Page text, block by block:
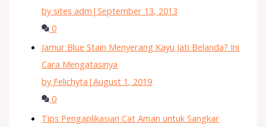
by sites adm |September 13, 2013
0
Jamur Blue Stain Menyerang Kayu Jati Belanda? Ini
Cara Mengatasinya
by Felichyta |August 1, 2019
0
Tips Pengaplikasian Cat Aman untuk Sangkar